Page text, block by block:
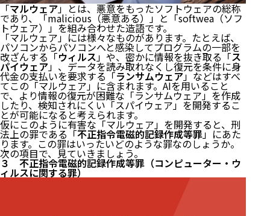
「マルウェア」とは、悪意をもったソフトウェアの総称
であり、「malicious（悪意ある）」と「softwea（ソフ
トウェア）」を組み合わせた造語です。
「マルウェア」には様々なものがあります。たとえば、
パソコンからパソコンへと感染してプログラムの一部を
改ざんする「ウィルス 」や、密かに情報を抜き取る「ス
パイウェア」、データを読み取れなくし復元を条件に身
代金の支払いを要求する「ランサムウェア」などはすべ
てこの「マルウェア」に含まれます。AIを用いること
で、より情報の復元が困難な「ランサムウェア」を作成
したり、検知されにくい「スパイウェア」を開発するこ
とが可能になると考えられます。
仮にこのように有害な「マルウェア」を開発すると、刑
法上の罪である「不正指令電磁的記録作成等罪」にあた
ります。この罪はいったいどのような罪なのしょうか。
次の項目で、見ていきましょう。
３ 不正指令電磁的記録作成等罪（コンピューター・ウ
ィルスに関する罪）